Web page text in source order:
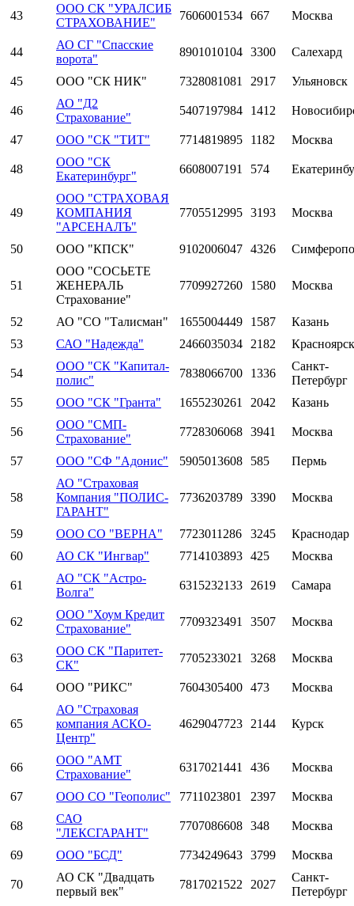
43
ООО СК "УРАЛСИБ
СТРАХОВАНИЕ"
7606001534 667 Москва
44
АО СГ "Спасские
ворота"
8901010104 3300 Салехард
45 ООО "СК НИК" 7328081081 2917 Ульяновск
46
АО "Д2
Страхование"
5407197984 1412
47 ООО "СК "ТИТ" 7714819895 1182 Москва
48
ООО "СК
Екатеринбург"
6608007191 574
49
ООО "СТРАХОВАЯ
КОМПАНИЯ
"АРСЕНАЛЪ"
7705512995 3193 Москва
50 ООО "КПСК" 9102006047 4326
51
ООО "СОСЬЕТЕ
ЖЕНЕРАЛЬ
Страхование"
7709927260 1580 Москва
52 АО "СО "Талисман" 1655004449 1587
Казань
53
САО "Надежда" 2466035034 2182 Красноярск
54
ООО "СК "Капитал-
полис"
7838066700 1336
Санкт-
Петербург
55
ООО "СК "Гранта" 1655230261 2042 Казань
56
ООО "СМП-
Страхование"
7728306068 3941 Москва
57 ООО "СФ "Адонис" 5905013608 585 Пермь
58
АО "Страховая
Компания "ПОЛИС-
ГАРАНТ"
7736203789 3390 Москва
59 ООО СО "ВЕРНА" 7723011286 3245
Краснодар
60
АО СК "Ингвар" 7714103893 425 Москва
61
АО "СК "Астро-
Волга"
6315232133 2619 Самара
62
ООО "Хоум Кредит
Страхование"
7709323491 3507 Москва
63
ООО СК "Паритет-
СК"
7705233021 3268 Москва
64 ООО "РИКС" 7604305400 473 Москва
65
АО "Страховая
компания АСКО-
Центр"
4629047723 2144 Курск
66
ООО "АМТ
Страхование"
6317021441 436 Москва
67 ООО СО "Геополис" 7711023801 2397 Москва
68
САО
"ЛЕКСГАРАНТ"
7707086608 348 Москва
69 ООО "БСД" 7734249643 3799 Москва
70
АО СК "Двадцать
первый век"
7817021522 2027
Санкт-
Петербург